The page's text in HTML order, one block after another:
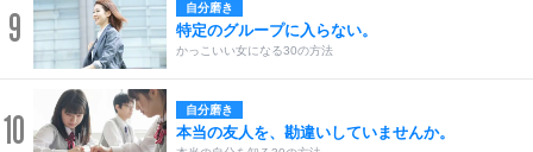
9 自分磨き
特定のグループに入らない。
かっこいい女になる30の方法
10 自分磨き
本当の友人を、勘違いしていませんか。